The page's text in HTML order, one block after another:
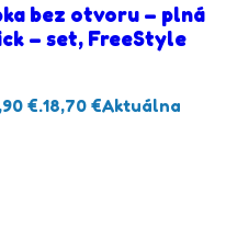
bez otvoru – plná
– set, FreeStyle
€.18,70 €Aktuálna